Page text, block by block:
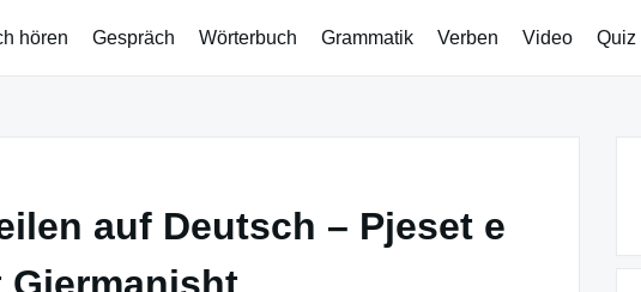
hören Gespräch Wörterbuch Grammatik Verben Video Quiz
auf Deutsch – Pjeset e